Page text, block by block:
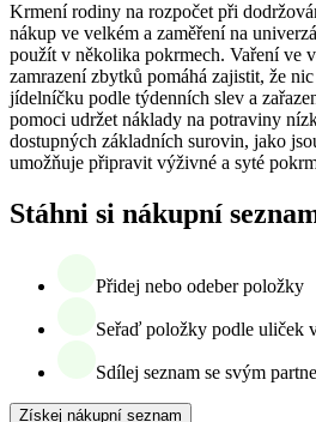
Krmení rodiny na rozpočet při
nákup ve velkém a zaměření na
použít v několika pokrmech. Vaření ve
zamrazení zbytků pomáhá zajistit, že
jídelníčku podle týdenních slev a
pomoci udržet náklady na potraviny
dostupných základních surovin, jako
umožňuje připravit výživné a syté
Stáhni si nákupní
Přidej nebo odeber položky
Seřaď položky podle uliček
Sdílej seznam se svým
Získej nákupní seznam